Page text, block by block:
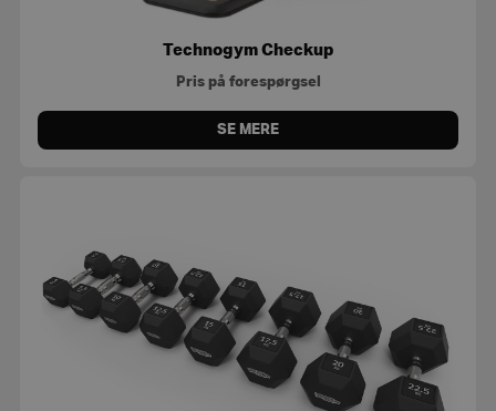
Technogym Checkup
Pris på forespørgsel
SE MERE